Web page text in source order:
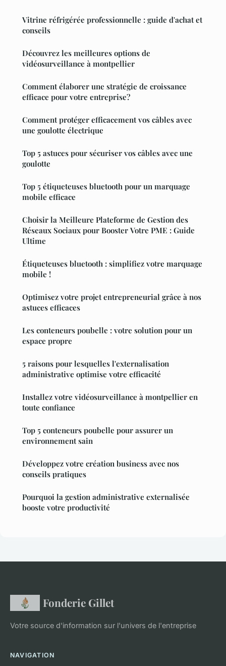
Vitrine réfrigérée professionnelle : guide d'achat et
conseils
Découvrez les meilleures options de
vidéosurveillance à montpellier
Comment élaborer une stratégie de croissance
efficace pour votre entreprise?
Comment protéger efficacement vos câbles avec
une goulotte électrique
Top 5 astuces pour sécuriser vos câbles avec une
goulotte
Top 5 étiqueteuses bluetooth pour un marquage
mobile efficace
Choisir la Meilleure Plateforme de Gestion des
Réseaux Sociaux pour Booster Votre PME : Guide
Ultime
Étiqueteuses bluetooth : simplifiez votre marquage
mobile !
Optimisez votre projet entrepreneurial grâce à nos
astuces efficaces
Les conteneurs poubelle : votre solution pour un
espace propre
5 raisons pour lesquelles l'externalisation
administrative optimise votre efficacité
Installez votre vidéosurveillance à montpellier en
toute confiance
Top 5 conteneurs poubelle pour assurer un
environnement sain
Développez votre création business avec nos
conseils pratiques
Pourquoi la gestion administrative externalisée
booste votre productivité
Fonderie Gillet
Votre source d'information sur l'univers de l'entreprise
NAVIGATION